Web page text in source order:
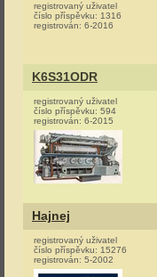
registrovaný uživatel
číslo příspěvku: 1316
registrován: 6-2016
K6S31ODR
registrovaný uživatel
číslo příspěvku: 594
registrován: 6-2015
Hajnej
registrovaný uživatel
číslo příspěvku: 15276
registrován: 5-2002